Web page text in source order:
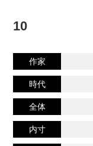
10
作家
時代
全体
内寸